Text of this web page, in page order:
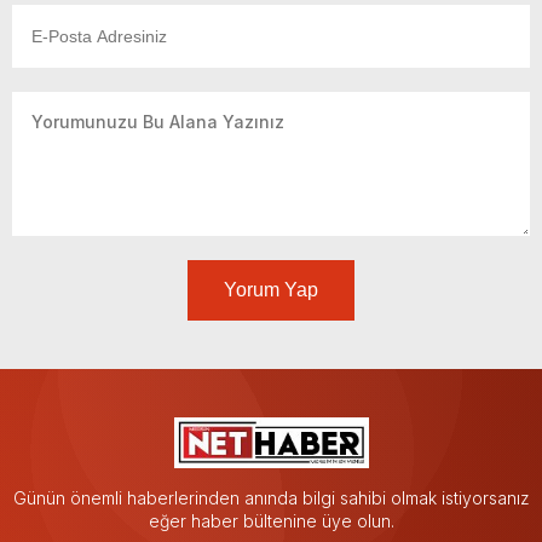
Yorum Yap
Günün önemli haberlerinden anında bilgi sahibi olmak istiyorsanız
eğer haber bültenine üye olun.